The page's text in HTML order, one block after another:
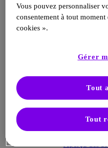
Diabète
Oncologie
Aperçu des
Aperçu des
Aperçu des
Aperçu des
Aperçu des
Vous pouvez personnaliser
consentement à tout
cookies ».
Gérer
Tout
Tout